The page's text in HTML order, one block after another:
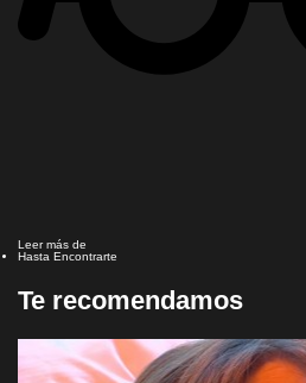
Leer más de
Hasta Encontrarte
Te recomendamos